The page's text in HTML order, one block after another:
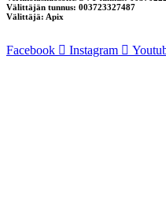
Välittäjän tunnus: 003723327487
Välittäjä: Apix
Facebook Instagram